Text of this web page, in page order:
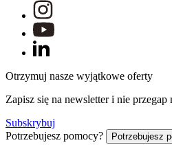
Otrzymuj nasze wyjątkowe oferty
Zapisz się na newsletter i nie przegap
Subskrybuj
Potrzebujesz pomocy?
Potrzebujesz